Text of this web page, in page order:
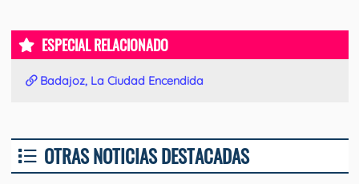
ESPECIAL RELACIONADO
Badajoz, La Ciudad Encendida
OTRAS NOTICIAS DESTACADAS